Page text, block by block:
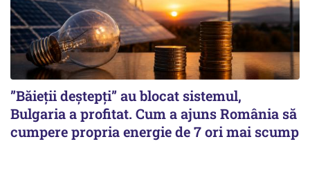
”Băieții deștepți” au blocat sistemul,
Bulgaria a profitat. Cum a ajuns România să
cumpere propria energie de 7 ori mai scump